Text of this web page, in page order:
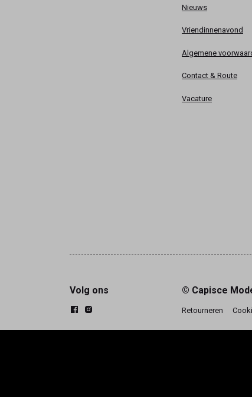
Nieuws
Vriendinnenavond
Algemene
Contact & Route
Vacature
Volg ons © Capisce
Retourneren